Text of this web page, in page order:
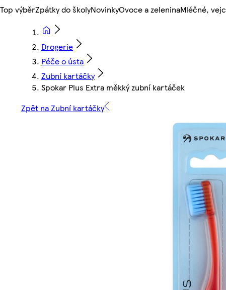
Top výběrZpátky do školyNovinkyOvoce a zeleninaMléčné,
Drogerie
Péče o ústa
Zubní kartáčky
Spokar Plus Extra měkký zubní kartáček
Zpět na Zubní kartáčky